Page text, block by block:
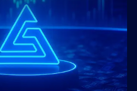
la littératie financière
: Élise anime des
des cours en ligne
grands acteurs de
et fintech.